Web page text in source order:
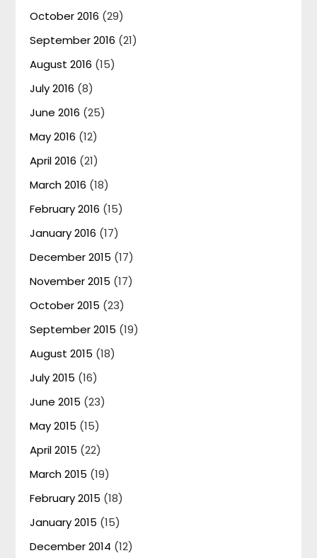
October 2016 (29)
September 2016 (21)
August 2016 (15)
July 2016 (8)
June 2016 (25)
May 2016 (12)
April 2016 (21)
March 2016 (18)
February 2016 (15)
January 2016 (17)
December 2015 (17)
November 2015 (17)
October 2015 (23)
September 2015 (19)
August 2015 (18)
July 2015 (16)
June 2015 (23)
May 2015 (15)
April 2015 (22)
March 2015 (19)
February 2015 (18)
January 2015 (15)
December 2014 (12)